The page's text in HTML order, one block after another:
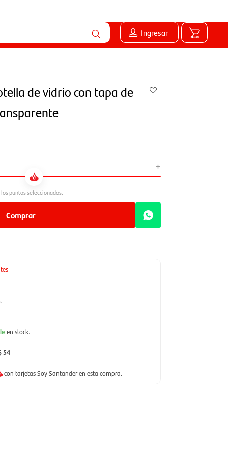
Ingresar
de vidrio con tapa de
+
Comprar
.
en stock.
54
con tarjetas Soy Santander en esta compra.